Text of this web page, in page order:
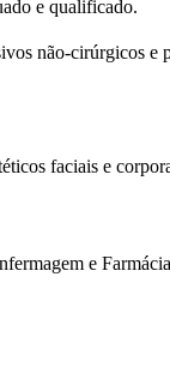
e qualificado.
não-cirúrgicos e
faciais e
e